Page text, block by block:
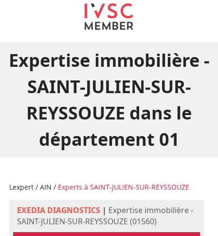
Expertise immobilière -
SAINT-JULIEN-SUR-
REYSSOUZE dans le
département 01
Lexpert/ AIN / Experts à SAINT-JULIEN-SUR-REYSSOUZE
EXEDIA DIAGNOSTICS | Expertise immobilière -
SAINT-JULIEN-SUR-REYSSOUZE (01560)